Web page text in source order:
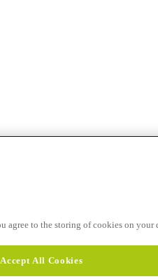
to the storing of cookies on your
Accept All Cookies